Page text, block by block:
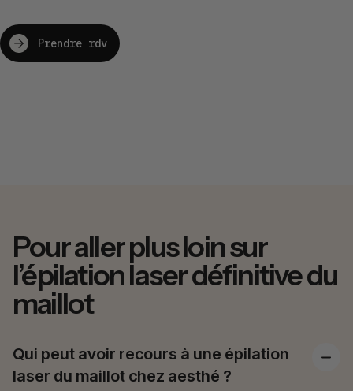
Prendre rdv
Pour aller plus loin sur
l’épilation laser définitive du
maillot
Qui peut avoir recours à une épilation
laser du maillot chez aesthé ?